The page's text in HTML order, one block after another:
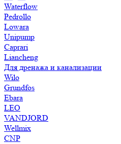
Waterflow
Pedrollo
Lowara
Unipump
Caprari
Liancheng
Для дренажа и канализации
Wilo
Grundfos
Ebara
LEO
VANDJORD
Wellmix
CNP